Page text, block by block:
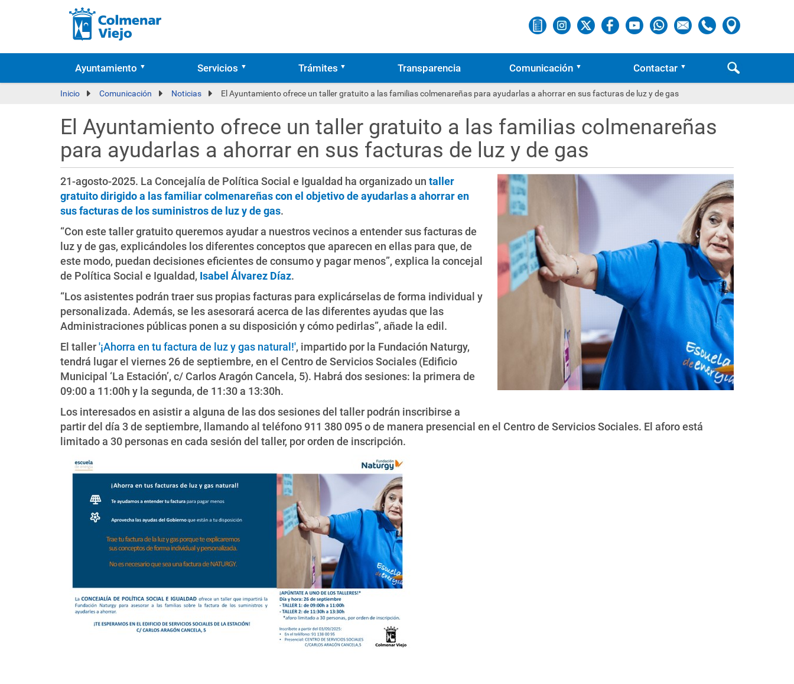
Ayuntamiento Servicios Trámites Transparencia Comunicación Contactar
Inicio Comunicación Noticias El Ayuntamiento ofrece un taller gratuito a las familias colmenareñas para ayudarlas a ahorrar en sus facturas de luz y de gas
El Ayuntamiento ofrece un taller gratuito a las familias colmenareñas
para ayudarlas a ahorrar en sus facturas de luz y de gas
21-agosto-2025. La Concejalía de Política Social e Igualdad ha organizado un taller
gratuito dirigido a las familiar colmenareñas con el objetivo de ayudarlas a ahorrar en
sus facturas de los suministros de luz y de gas.
“Con este taller gratuito queremos ayudar a nuestros vecinos a entender sus facturas de
luz y de gas, explicándoles los diferentes conceptos que aparecen en ellas para que, de
este modo, puedan decisiones eficientes de consumo y pagar menos”, explica la concejal
de Política Social e Igualdad, Isabel Álvarez Díaz.
“Los asistentes podrán traer sus propias facturas para explicárselas de forma individual y
personalizada. Además, se les asesorará acerca de las diferentes ayudas que las
Administraciones públicas ponen a su disposición y cómo pedirlas”, añade la edil.
El taller'¡Ahorra en tu factura de luz y gas natural!', impartido por la Fundación Naturgy,
tendrá lugar el viernes 26 de septiembre, en el Centro de Servicios Sociales (Edificio
Municipal ‘La Estación’, c/ Carlos Aragón Cancela, 5). Habrá dos sesiones: la primera de
09:00 a 11:00h y la segunda, de 11:30 a 13:30h.
Los interesados en asistir a alguna de las dos sesiones del taller podrán inscribirse a
partir del día 3 de septiembre, llamando al teléfono 911 380 095 o de manera presencial en el Centro de Servicios Sociales. El aforo está
limitado a 30 personas en cada sesión del taller, por orden de inscripción.